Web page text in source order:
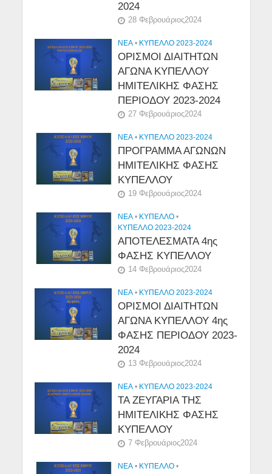
2024
28 Φεβρουάριος2024
NEA • ΚΥΠΕΛΛΟ 2023-2024
ΟΡΙΣΜΟΙ ΔΙΑΙΤΗΤΩΝ
ΑΓΩΝΑ ΚΥΠΕΛΛΟΥ
ΗΜΙΤΕΛΙΚΗΣ ΦΑΣΗΣ
ΠΕΡΙΟΔΟΥ 2023-2024
27 Φεβρουάριος2024
NEA • ΚΥΠΕΛΛΟ 2023-2024
ΠΡΟΓΡΑΜΜΑ ΑΓΩΝΩΝ
ΗΜΙΤΕΛΙΚΗΣ ΦΑΣΗΣ
ΚΥΠΕΛΛΟΥ
19 Φεβρουάριος2024
NEA • ΚΎΠΕΛΛΟ •
ΚΥΠΕΛΛΟ 2023-2024
ΑΠΟΤΕΛΕΣΜΑΤΑ 4ης
ΦΑΣΗΣ ΚΥΠΕΛΛΟΥ
14 Φεβρουάριος2024
NEA • ΚΥΠΕΛΛΟ 2023-2024
ΟΡΙΣΜΟΙ ΔΙΑΙΤΗΤΩΝ
ΑΓΩΝΑ ΚΥΠΕΛΛΟΥ 4ης
ΦΑΣΗΣ ΠΕΡΙΟΔΟΥ 2023-
2024
13 Φεβρουάριος2024
NEA • ΚΥΠΕΛΛΟ 2023-2024
ΤΑ ΖΕΥΓΑΡΙΑ ΤΗΣ
ΗΜΙΤΕΛΙΚΗΣ ΦΑΣΗΣ
ΚΥΠΕΛΛΟΥ
7 Φεβρουάριος2024
NEA • ΚΎΠΕΛΛΟ •